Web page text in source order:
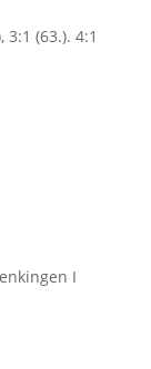
(63.). 4:1
I